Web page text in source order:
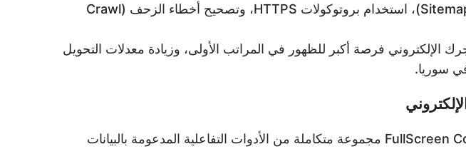
تحسين خريطة الموقع (Sitemap)، استخدام بروتوكولات HTTPS، وتصحيح أخطاء الزحف (Crawl
الإلكتروني فرصة أكبر للظهور في المراتب الأولى، وزيادة معدلات التحويل
سوريا.
لرفع معدل التفاعل مع العملاء وتعزيز تجربة المستخدم في متجرك الإلكتروني، تقدم FullScreen Co مجموعة متكاملة من الأدوات التفاعلية المدعومة بالبيانات